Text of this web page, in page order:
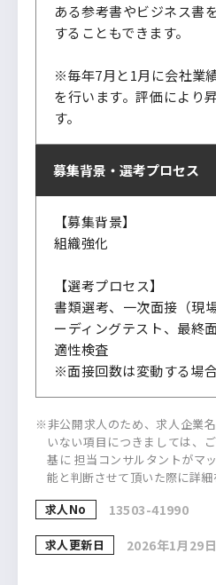
ある参考書やビジネス書
することもできます。
※毎年7月と1月に会社業
を行います。評価により
す。
募集背景・ 選考プロセス
【募集背景】
組織強化
【選考プロセス】
書類選考、一次面接（現
ーディングテスト、最終
適性検査
※面接回数は変動する場合
※非公開求人のため、求人企業
いない項目につきましては、
基に 担当コンサルタントがマ
能と判断させて頂いた際に詳細
求人No
13503-41990
求人更新日 2026年1月29日